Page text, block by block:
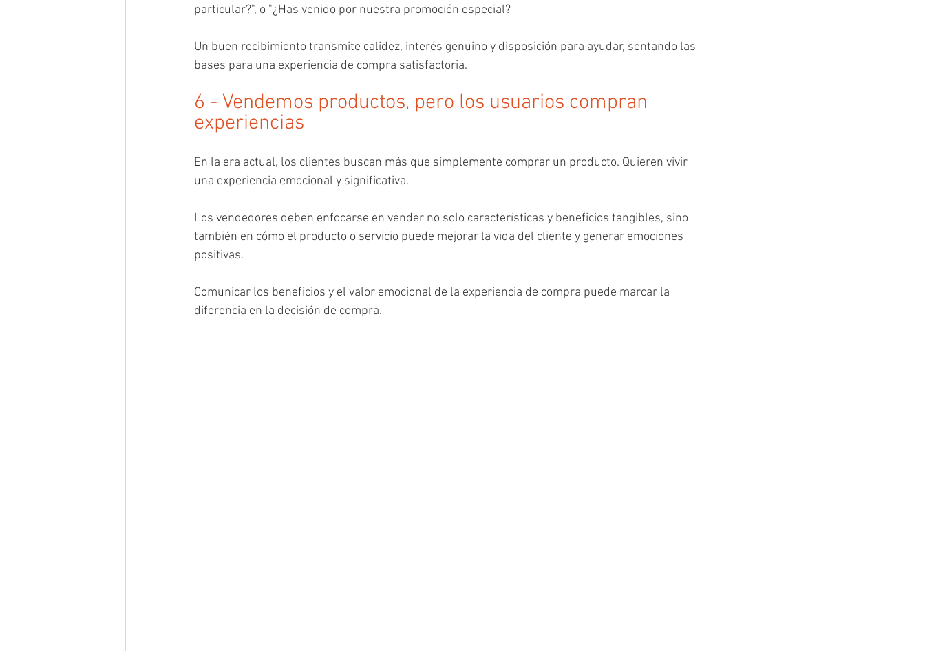
particular?", o "¿Has venido por nuestra promoción especial?
Un buen recibimiento transmite calidez, interés genuino y disposición para ayudar, sentando las
bases para una experiencia de compra satisfactoria.
6 - Vendemos productos, pero los usuarios compran
experiencias
En la era actual, los clientes buscan más que simplemente comprar un producto. Quieren vivir
una experiencia emocional y significativa.
Los vendedores deben enfocarse en vender no solo características y beneficios tangibles, sino
también en cómo el producto o servicio puede mejorar la vida del cliente y generar emociones
positivas.
Comunicar los beneficios y el valor emocional de la experiencia de compra puede marcar la
diferencia en la decisión de compra.